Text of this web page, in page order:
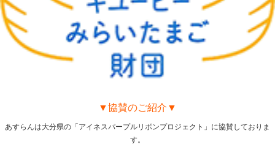
▼協賛のご紹介▼
あすらんは大分県の「アイネスパープルリボンプロジェクト」に協賛しておりま
す。